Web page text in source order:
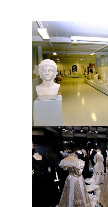
«СТАРАЯ ДЕРЕВНЯ» ЭРМИТАЖА